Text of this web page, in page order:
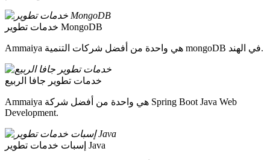
خدمات تطوير MongoDB
Ammaiya هي واحدة من أفضل شركات التنمية mongoDB في الهند.
خدمات تطوير جافا الربيع
Ammaiya هي واحدة من أفضل شركة Spring Boot Java Web
Development.
إسبات خدمات تطوير Java